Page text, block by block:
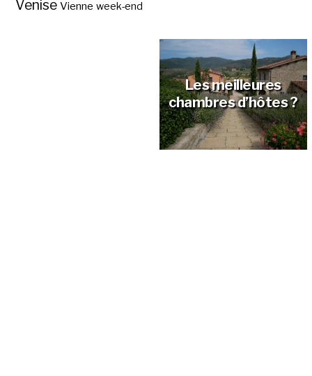
Venise Vienne week-end
Les meilleures
chambres d’hôtes ?